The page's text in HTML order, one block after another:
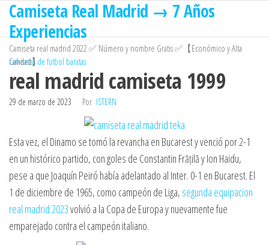
Saltar
contenido
Camiseta Real Madrid → 7 Años
Experiencias
Camiseta real madrid 2022 ✅ Número y nombre Gratis ✅【Económico y Alta
Calidad】
camisetas de futbol baratas
real madrid camiseta 1999
29 de marzo de 2023 Por ISTERN
Esta vez, el Dinamo se tomó la revancha en Bucarest y venció por 2-1
en un histórico partido, con goles de Constantin Frățilă y Ion Haidu,
pese a que Joaquín Peiró había adelantado al Inter. 0-1 en Bucarest. El
1 de diciembre de 1965, como campeón de Liga, segunda equipacion
real madrid 2023volvió a la Copa de Europa y nuevamente fue
emparejado contra el campeón italiano.